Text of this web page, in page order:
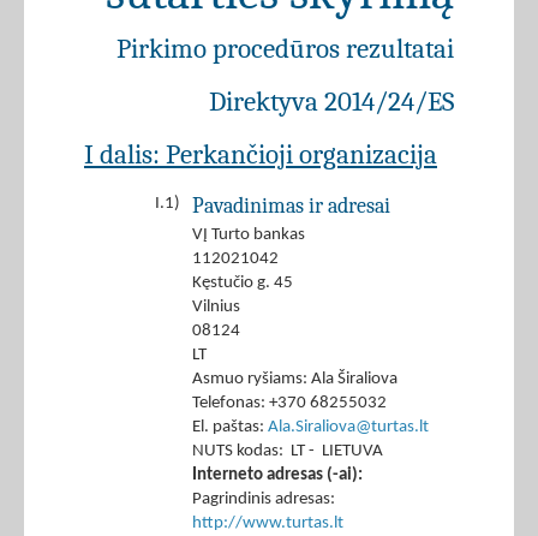
Pirkimo procedūros rezultatai
Direktyva 2014/24/ES
I dalis: Perkančioji organizacija
I.1) Pavadinimas ir adresai
VĮ Turto bankas
112021042
Kęstučio g. 45
Vilnius
08124
LT
Asmuo ryšiams: Ala Širaliova
Telefonas: +370 68255032
El. paštas: Ala.Siraliova@turtas.lt
NUTS kodas: LT - LIETUVA
Interneto adresas (-ai):
Pagrindinis adresas:
http://www.turtas.lt